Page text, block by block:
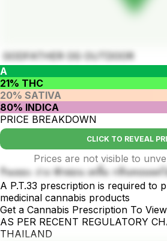
GODFATHER OG OUTDOOR
A
21% THC
20% SATIVA
80% INDICA
PRICE BREAKDOWN
CLICK TO REVEAL
Prices are not visible to
กินเยอะ ง่วง พักผ่อน เคลิ้ม กลิ่นหอมผลไ
A P.T.33 prescription is required to
medicinal cannabis products
Get a Cannabis Prescription To View
AS PER RECENT REGULATORY
THAILAND